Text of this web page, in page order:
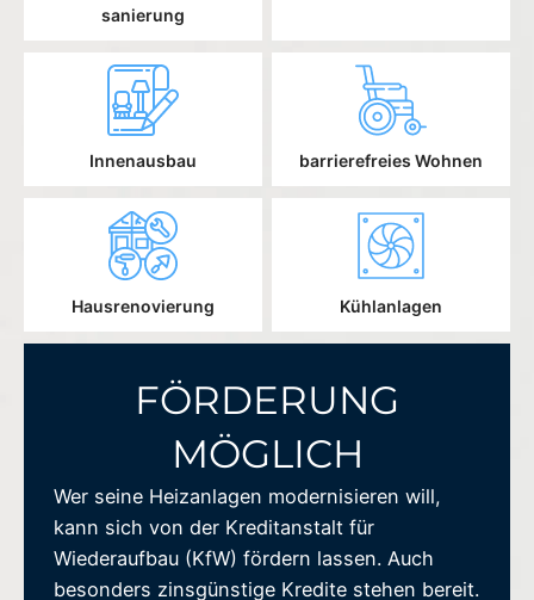
sanierung
Innenausbau barrierefreies Wohnen
Hausrenovierung Kühlanlagen
FÖRDERUNG
MÖGLICH
Wer seine Heizanlagen modernisieren will,
kann sich von der Kreditanstalt für
Wiederaufbau (KfW) fördern lassen. Auch
besonders zinsgünstige Kredite stehen bereit.